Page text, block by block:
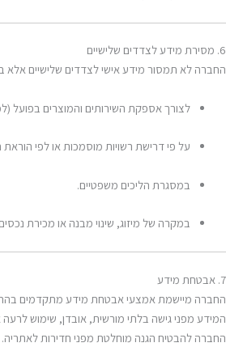
6. מסירת מידע לצדדים שלישיים
החברה לא תמסור מידע אישי לצדדים שלישיים אלא
לצורך אספקת השירותים והמוצרים בפועל
על פי דרישת רשויות מוסמכות או לפי הוראת
במסגרת הליכים משפטיים.
במקרה של מיזוג, שינוי מבנה או מכירת
7. אבטחת מידע
החברה מיישמת אמצעי אבטחת מידע מתקדמים
המידע מפני גישה בלתי מורשית, אובדן, שימוש לרעה
החברה להבטיח הגנה מוחלטת מפני חדירות לאתריה.